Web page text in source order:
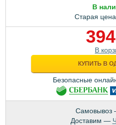
В
Старая
394
В
КУПИТЬ В
Безопасные
Самовывоз
Доставим —